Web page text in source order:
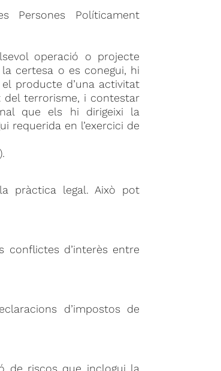
Persones Políticament
operació o projecte
certesa o es conegui, hi
producte d’una activitat
terrorisme, i contestar
que els hi dirigeixi la
requerida en l’exercici de
pràctica legal. Això pot
conflictes d’interès entre
d’impostos de